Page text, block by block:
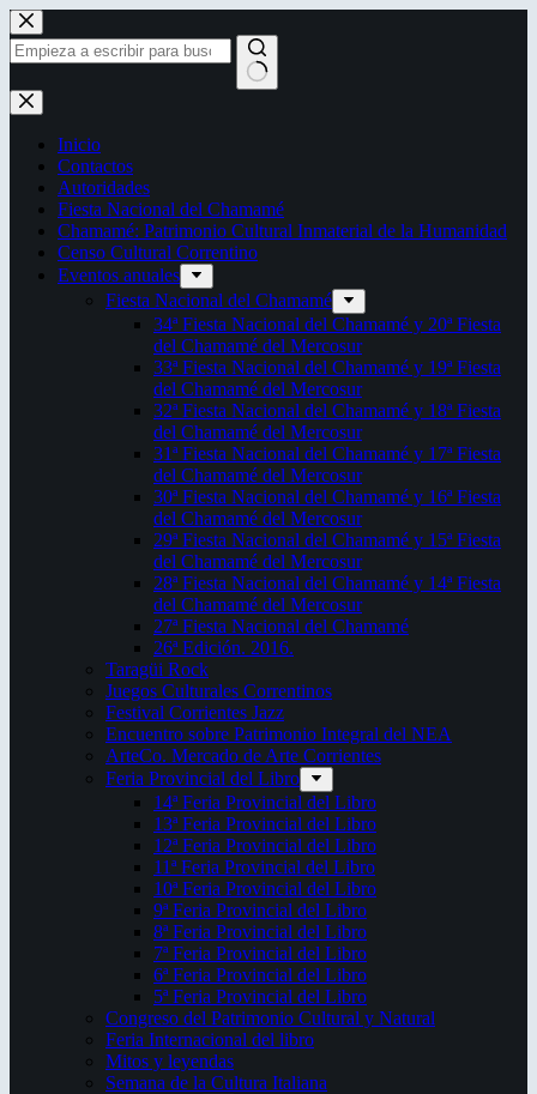
Saltar
al
contenido
Sin
resultados
Inicio
Contactos
Autoridades
Fiesta Nacional del Chamamé
Chamamé: Patrimonio Cultural Inmaterial de la Humanidad
Censo Cultural Correntino
Eventos anuales
Fiesta Nacional del Chamamé
34ª Fiesta Nacional del Chamamé y 20ª Fiesta
del Chamamé del Mercosur
33ª Fiesta Nacional del Chamamé y 19ª Fiesta
del Chamamé del Mercosur
32ª Fiesta Nacional del Chamamé y 18ª Fiesta
del Chamamé del Mercosur
31ª Fiesta Nacional del Chamamé y 17ª Fiesta
del Chamamé del Mercosur
30ª Fiesta Nacional del Chamamé y 16ª Fiesta
del Chamamé del Mercosur
29ª Fiesta Nacional del Chamamé y 15ª Fiesta
del Chamamé del Mercosur
28ª Fiesta Nacional del Chamamé y 14ª Fiesta
del Chamamé del Mercosur
27ª Fiesta Nacional del Chamamé
26ª Edición. 2016.
Taragüi Rock
Juegos Culturales Correntinos
Festival Corrientes Jazz
Encuentro sobre Patrimonio Integral del NEA
ArteCo. Mercado de Arte Corrientes
Feria Provincial del Libro
14ª Feria Provincial del Libro
13ª Feria Provincial del Libro
12ª Feria Provincial del Libro
11ª Feria Provincial del Libro
10ª Feria Provincial del Libro
9ª Feria Provincial del Libro
8ª Feria Provincial del Libro
7ª Feria Provincial del Libro
6ª Feria Provincial del Libro
5ª Feria Provincial del Libro
Congreso del Patrimonio Cultural y Natural
Feria Internacional del libro
Mitos y leyendas
Semana de la Cultura Italiana